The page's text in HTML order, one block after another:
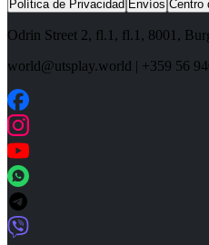
Política de Privacidad Envíos Centro
Odrin Street 2, fl.1 , fl.1, 8001 ,
world@utsplay.world | +359 56